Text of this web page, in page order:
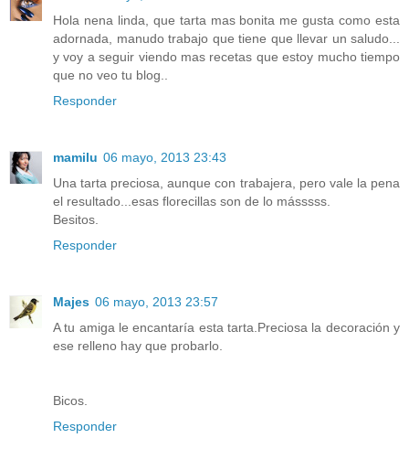
Hola nena linda, que tarta mas bonita me gusta como esta
adornada, manudo trabajo que tiene que llevar un saludo...
y voy a seguir viendo mas recetas que estoy mucho tiempo
que no veo tu blog..
Responder
mamilu 06 mayo, 2013 23:43
Una tarta preciosa, aunque con trabajera, pero vale la pena
el resultado...esas florecillas son de lo másssss.
Besitos.
Responder
Majes 06 mayo, 2013 23:57
A tu amiga le encantaría esta tarta.Preciosa la decoración y
ese relleno hay que probarlo.
Bicos.
Responder